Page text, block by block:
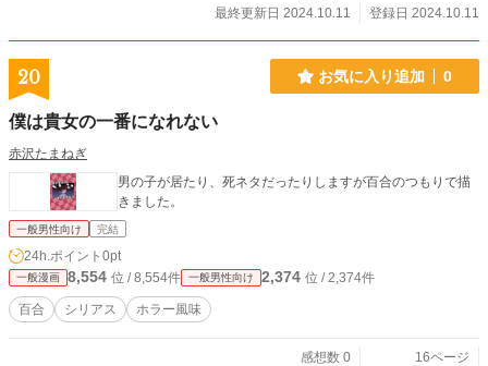
最終更新日 2024.10.11
登録日 2024.10.11
20 お気に入り追加 0
僕は貴女の一番になれない
赤沢たまねぎ
男の子が居たり、死ネタだったりしますが百合のつもりで描
きました。
一般男性向け 完結
24h.ポイント 0pt
一般漫画 8,554 位 / 8,554件 一般男性向け 2,374 位 / 2,374件
百合 シリアス ホラー風味
感想数 0
16ページ